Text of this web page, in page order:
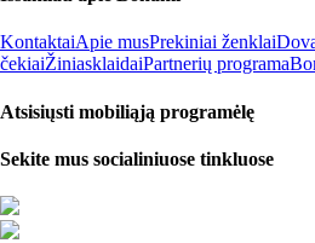
KontaktaiApie musPrekiniai ženklai
čekiaiŽiniasklaidaiPartnerių programa
Atsisiųsti mobiliąją programėlę
Sekite mus socialiniuose tinkluose